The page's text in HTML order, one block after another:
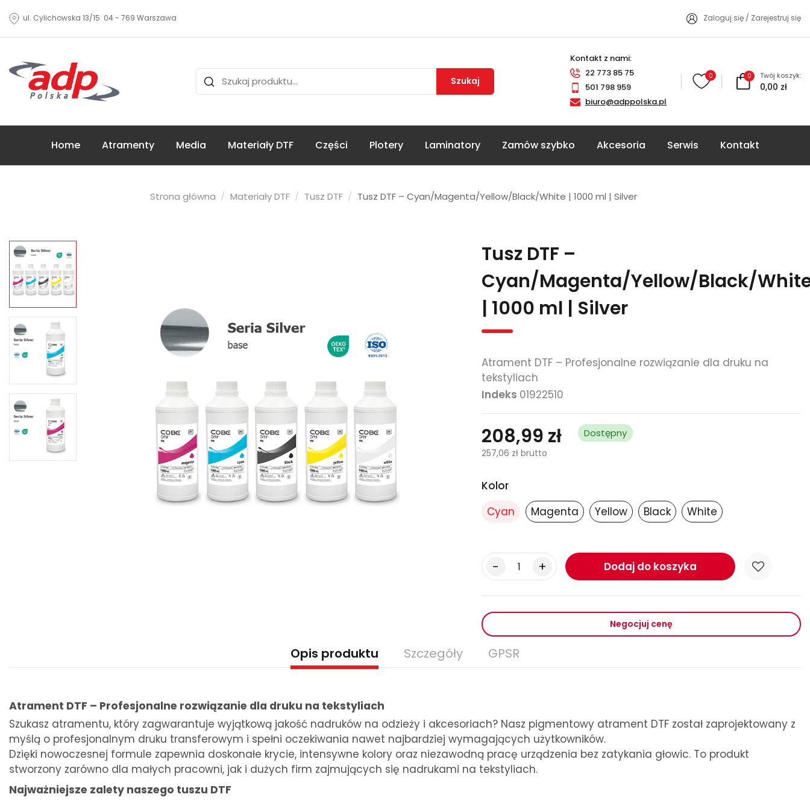
ul. Cylichowska 13/15 04 - 769 Warszawa Zaloguj się / Zarejestruj się
Szukaj
Kontakt z nami:
22 773 85 75
501 798 959
biuro@adppolska.pl
0 0 Twój koszyk:
0,00 zł
Home Atramenty Media Materiały DTF Części Plotery Laminatory Zamów szybko Akcesoria Serwis Kontakt
Strona główna Materiały DTF Tusz DTF Tusz DTF – Cyan/Magenta/Yellow/Black/White | 1000 ml | Silver
Tusz DTF –
Cyan/Magenta/Yellow/Black/
| 1000 ml | Silver
Atrament DTF – Profesjonalne rozwiązanie dla druku na
tekstyliach
Indeks 01922510
208,99 zł Dostępny
257,06 zł brutto
Kolor
Cyan
Magenta Yellow Black White
Dodaj do koszyka
Negocjuj cenę
Opis produktu Szczegóły GPSR
Atrament DTF – Profesjonalne rozwiązanie dla druku na tekstyliach
Szukasz atramentu, który zagwarantuje wyjątkową jakość nadruków na odzieży i akcesoriach? Nasz pigmentowy atrament DTF został zaprojektowany z
myślą o profesjonalnym druku transferowym i spełni oczekiwania nawet najbardziej wymagających użytkowników.
Dzięki nowoczesnej formule zapewnia doskonałe krycie, intensywne kolory oraz niezawodną pracę urządzenia bez zatykania głowic. To produkt
stworzony zarówno dla małych pracowni, jak i dużych firm zajmujących się nadrukami na tekstyliach.
Najważniejsze zalety naszego tuszu DTF